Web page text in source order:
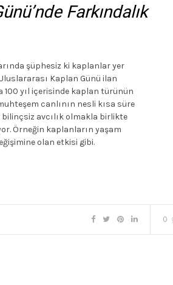
Farkındalık
şüphesiz ki kaplanlar yer
Kaplan Günü ilan
100 yıl içerisinde kaplan türünün
canlının nesli kısa süre
bilinçsiz avcılık olmakla birlikte
Örneğin kaplanların yaşam
olan etkisi gibi.
0